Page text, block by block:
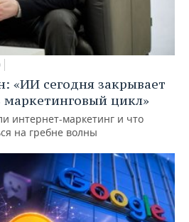
«ИИ сегодня закрывает
маркетинговый цикл»
интернет-маркетинг и что
на гребне волны